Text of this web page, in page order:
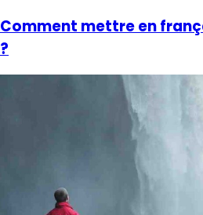
Comment mettre en
?